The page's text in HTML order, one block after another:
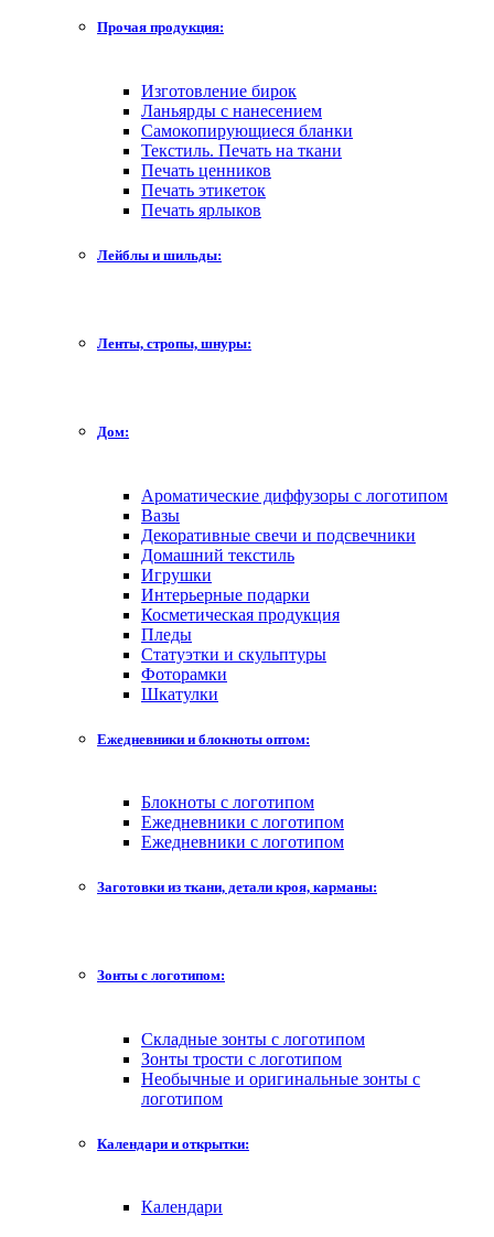
Прочая продукция:
Изготовление бирок
Ланьярды с нанесением
Самокопирующиеся бланки
Текстиль. Печать на ткани
Печать ценников
Печать этикеток
Печать ярлыков
Лейблы и шильды:
Ленты, стропы, шнуры:
Дом:
Ароматические диффузоры с логотипом
Вазы
Декоративные свечи и подсвечники
Домашний текстиль
Игрушки
Интерьерные подарки
Косметическая продукция
Пледы
Статуэтки и скульптуры
Фоторамки
Шкатулки
Ежедневники и блокноты оптом:
Блокноты с логотипом
Ежедневники с логотипом
Ежедневники с логотипом
Заготовки из ткани, детали кроя, карманы:
Зонты с логотипом:
Складные зонты с логотипом
Зонты трости с логотипом
Необычные и оригинальные зонты с
логотипом
Календари и открытки:
Календари